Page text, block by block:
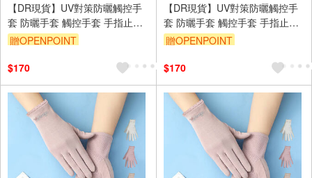
【DR現貨】UV對策防曬觸控手
套 防曬手套 觸控手套 手指止滑
DR6983-88 四季可戴
贈OPENPOINT
$170
【DR現貨】UV對策防曬觸控手
套 防曬手套 觸控手套 手指止滑
DR6983-88 四季可戴
贈OPENPOINT
$170